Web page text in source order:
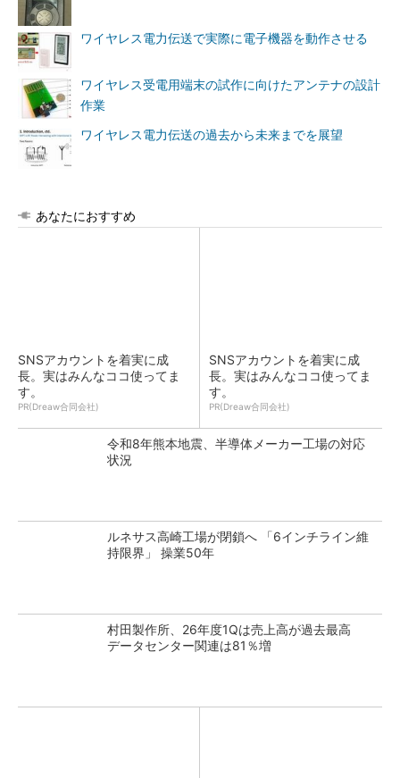
ワイヤレス電力伝送で実際に電子機器を動作させる
ワイヤレス受電用端末の試作に向けたアンテナの設計
作業
ワイヤレス電力伝送の過去から未来までを展望
あなたにおすすめ
SNSアカウントを着実に成
長。実はみんなココ使ってま
す。
PR(Dreaw合同会社)
SNSアカウントを着実に成
長。実はみんなココ使ってま
す。
PR(Dreaw合同会社)
令和8年熊本地震、半導体メーカー工場の対応
状況
ルネサス高崎工場が閉鎖へ 「6インチライン維
持限界」 操業50年
村田製作所、26年度1Qは売上高が過去最高
データセンター関連は81％増